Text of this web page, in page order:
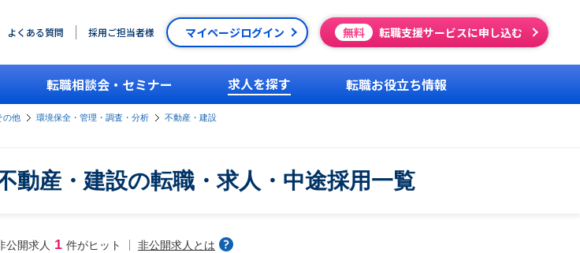
よくある質問 採用ご担当者様 マイページログイン 無料 転職支援サービスに申し込む
転職相談会・セミナー 求人を探す 転職お役立ち情報
の他 環境保全・管理・調査・分析
不動産・建設
動産・建設の転職・求人・中途採用一覧
公開求人 1 件がヒット 非公開求人とは